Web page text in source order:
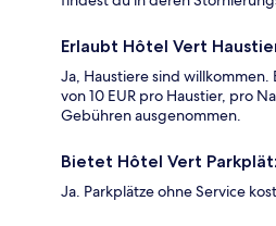
Erlaubt Hôtel Vert
Ja, Haustiere sind willkommen.
von 10 EUR pro Haustier, pro
Gebühren ausgenommen.
Bietet Hôtel Vert
Ja. Parkplätze ohne Service